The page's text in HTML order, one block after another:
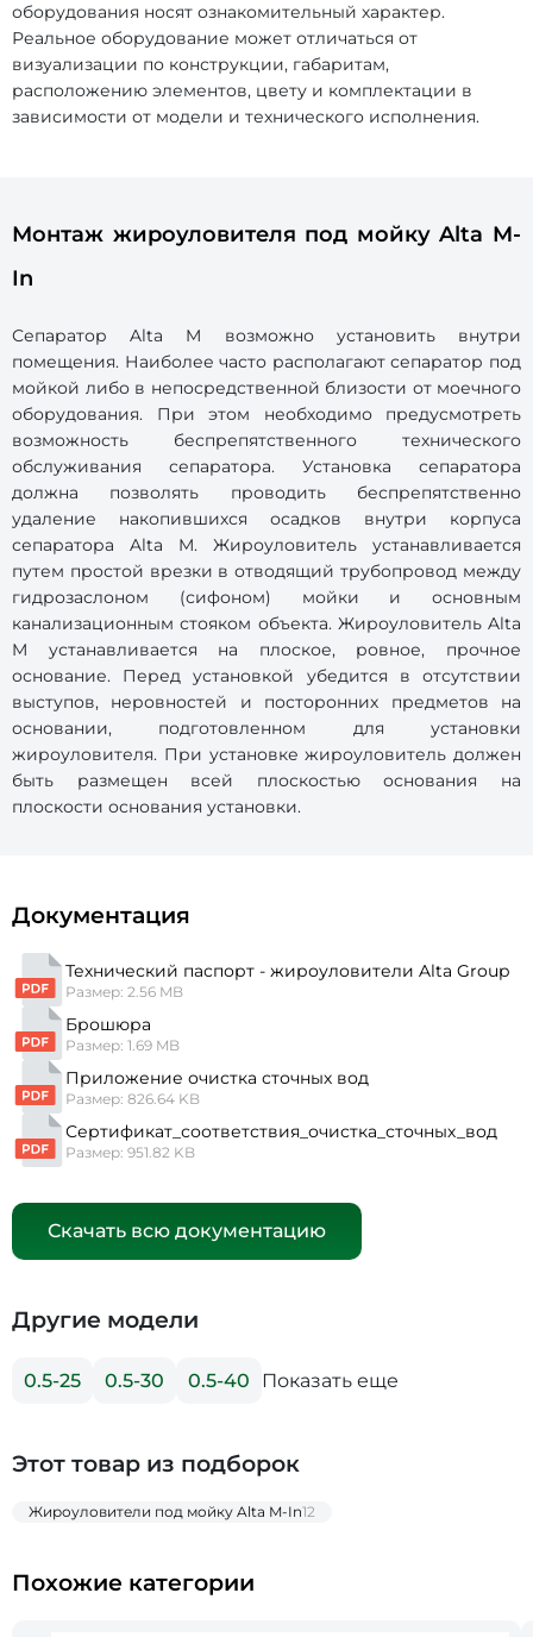
оборудования носят ознакомительный характер.
Реальное оборудование может отличаться от
визуализации по конструкции, габаритам,
расположению элементов, цвету и комплектации в
зависимости от модели и технического исполнения.
Монтаж жироуловителя под мойку Alta M-
In
Сепаратор Alta M возможно установить внутри
помещения. Наиболее часто располагают сепаратор под
мойкой либо в непосредственной близости от моечного
оборудования. При этом необходимо предусмотреть
возможность беспрепятственного технического
обслуживания сепаратора. Установка сепаратора
должна позволять проводить беспрепятственно
удаление накопившихся осадков внутри корпуса
сепаратора Alta M. Жироуловитель устанавливается
путем простой врезки в отводящий трубопровод между
гидрозаслоном (сифоном) мойки и основным
канализационным стояком объекта. Жироуловитель Alta
M устанавливается на плоское, ровное, прочное
основание. Перед установкой убедится в отсутствии
выступов, неровностей и посторонних предметов на
основании, подготовленном для установки
жироуловителя. При установке жироуловитель должен
быть размещен всей плоскостью основания на
плоскости основания установки.
Документация
Технический паспорт - жироуловители Alta Group
Размер: 2.56 MB
Брошюра
Размер: 1.69 MB
Приложение очистка сточных вод
Размер: 826.64 KB
Сертификат_соответствия_очистка_сточных_вод
Размер: 951.82 KB
Скачать всю документацию
Другие модели
0.5-25 0.5-30 0.5-40 Показать еще
Этот товар из подборок
Жироуловители под мойку Alta M-In12
Похожие категории